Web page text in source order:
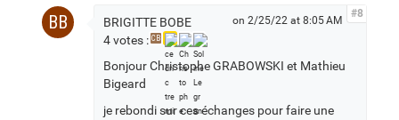
BB
BRIGITTE BOBE
4 votes : CB
on 2/25/22 at 8:05 AM
#8
Bonjour Christophe GRABOWSKI et Mathieu
Bigeard
je rebondi sur ces échanges pour faire une